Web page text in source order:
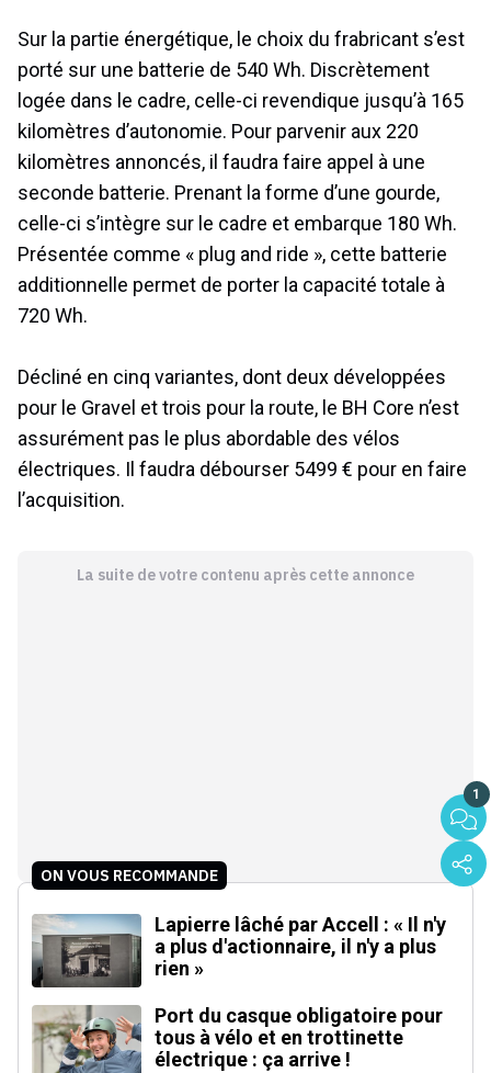
Sur la partie énergétique, le choix du frabricant s’est
porté sur une batterie de 540 Wh. Discrètement
logée dans le cadre, celle-ci revendique jusqu’à 165
kilomètres d’autonomie. Pour parvenir aux 220
kilomètres annoncés, il faudra faire appel à une
seconde batterie. Prenant la forme d’une gourde,
celle-ci s’intègre sur le cadre et embarque 180 Wh.
Présentée comme « plug and ride », cette batterie
additionnelle permet de porter la capacité totale à
720 Wh.
Décliné en cinq variantes, dont deux développées
pour le Gravel et trois pour la route, le BH Core n’est
assurément pas le plus abordable des vélos
électriques. Il faudra débourser 5499 € pour en faire
l’acquisition.
La suite de votre contenu après cette annonce
1
ON VOUS RECOMMANDE
Lapierre lâché par Accell : « Il n'y
a plus d'actionnaire, il n'y a plus
rien »
Port du casque obligatoire pour
tous à vélo et en trottinette
électrique : ça arrive !